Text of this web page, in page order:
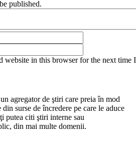
published.
website in this browser for the next time I
agregator de ştiri care preia în mod
surse de încredere pe care le aduce
putea citi ştiri interne sau
din mai multe domenii.